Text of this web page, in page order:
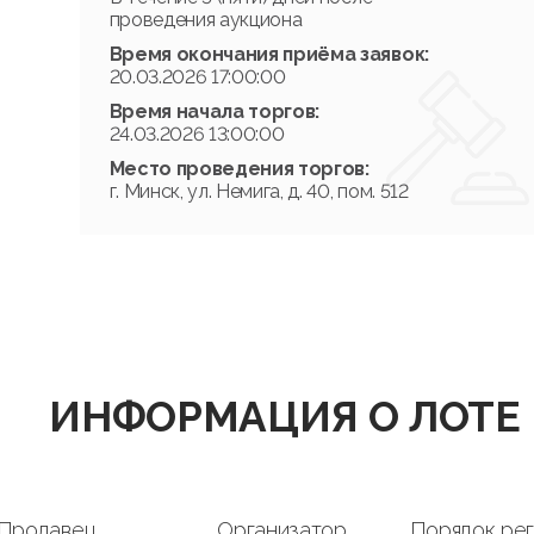
проведения аукциона
Время окончания приёма заявок:
20.03.2026 17:00:00
Время начала торгов:
24.03.2026 13:00:00
Место проведения торгов:
г. Минск, ул. Немига, д. 40, пом. 512
ИНФОРМАЦИЯ О ЛОТЕ